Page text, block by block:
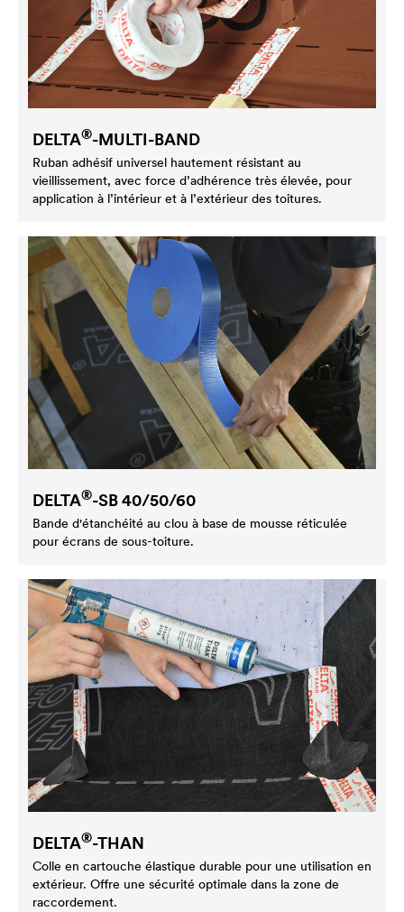
DELTA®-MULTI-BAND
Ruban adhésif universel hautement résistant au
vieillissement, avec force d’adhérence très élevée, pour
application à l’intérieur et à l’extérieur des toitures.
DELTA®-SB 40/50/60
Bande d'étanchéité au clou à base de mousse réticulée
pour écrans de sous-toiture.
DELTA®-THAN
Colle en cartouche élastique durable pour une utilisation en
extérieur. Offre une sécurité optimale dans la zone de
raccordement.